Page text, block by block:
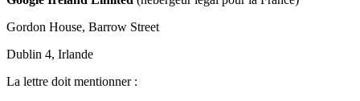
Gordon House, Barrow Street
Dublin 4, Irlande
La lettre doit mentionner :